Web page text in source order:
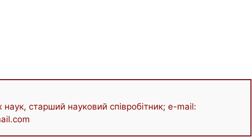
старший науковий співробітник; e-mail: